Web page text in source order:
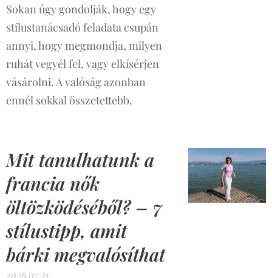
Sokan úgy gondolják, hogy egy
stílustanácsadó feladata csupán
annyi, hogy megmondja, milyen
ruhát vegyél fel, vagy elkísérjen
vásárolni. A valóság azonban
ennél sokkal összetettebb.
Mit tanulhatunk a
francia nők
öltözködéséből? – 7
stílustipp, amit
bárki megvalósíthat
2026.07.31